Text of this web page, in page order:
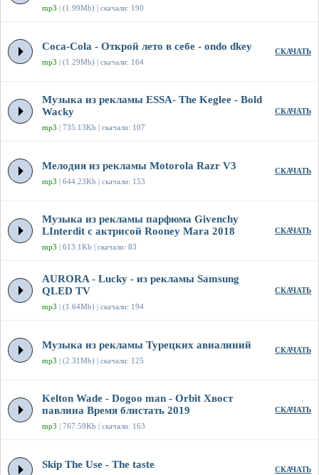
mp3 | (1.99Mb) | скачали: 190
Coca-Cola - Открой лето в себе - ondo dkey
mp3 | (1.29Mb) | скачали: 164
СКАЧАТЬ
Музыка из рекламы ESSA- The Keglee - Bold
Wacky
mp3 | 735.13Kb | скачали: 107
СКАЧАТЬ
Мелодия из рекламы Motorola Razr V3
mp3 | 644.23Kb | скачали: 153
СКАЧАТЬ
Музыка из рекламы парфюма Givenchy
LInterdit с актрисой Rooney Mara 2018
mp3 | 613.1Kb | скачали: 83
СКАЧАТЬ
AURORA - Lucky - из рекламы Samsung
QLED TV
mp3 | (1.64Mb) | скачали: 194
СКАЧАТЬ
Музыка из рекламы Турецких авиалиний
mp3 | (2.31Mb) | скачали: 125
СКАЧАТЬ
Kelton Wade - Dogoo man - Orbit Хвост
павлина Время блистать 2019
mp3 | 767.59Kb | скачали: 163
СКАЧАТЬ
Skip The Use - The taste СКАЧАТЬ